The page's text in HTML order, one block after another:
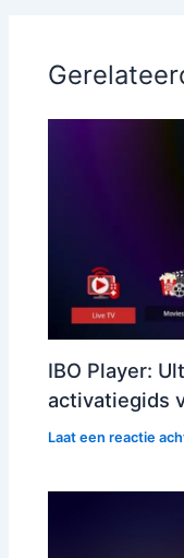
IBO Player:
activatiegids
Laat een reactie